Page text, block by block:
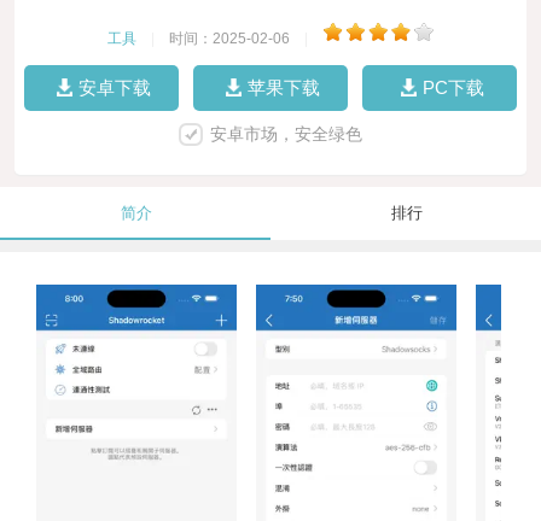
工具 时间：2025-02-06
安卓下载 苹果下载 PC下载
安卓市场，安全绿色
简介 排行